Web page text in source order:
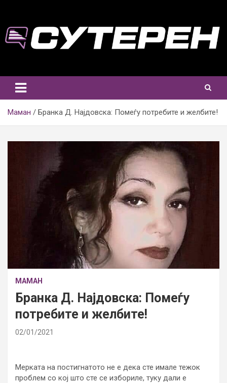
content
Маман Бранка Д. Најдовска: Помеѓу потребите и желбите!
МАМАН
Бранка Д. Најдовска: Помеѓу
потребите и желбите!
02/01/2021
Мерката на постигнатото не е дека сте имале тежок
проблем со кој што сте се избориле, туку дали е